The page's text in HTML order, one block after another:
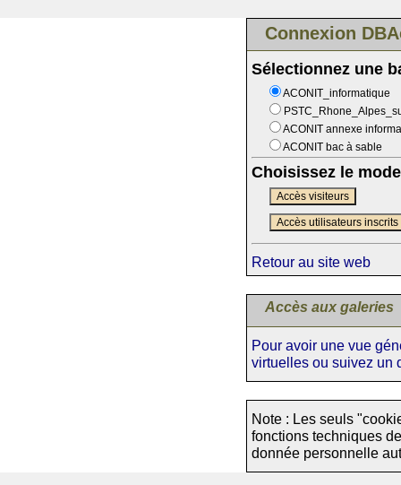
Connexion
Sélectionnez une
ACONIT_informatique
ACONIT annexe
ACONIT bac à sable
Choisissez le
Accès visiteurs
Accès utilisateurs inscrits
Retour au site web
Accès aux galeries
Pour avoir une vue
virtuelles ou suivez un
Note : Les seuls
fonctions techniques
donnée personnelle